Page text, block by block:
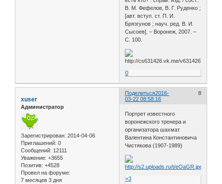
В. М. Фефелов, В. Г. Руденко ;
[авт. вступ. ст. П. И.
Брязгунов ; науч. ред. В. И.
Сысоев]. – Воронеж, 2007. –
С. 100.
0
Поделиться 8
2016-
03-22 08:58:16
xuser
Администратор
Зарегистрирован: 2014-04-06
Приглашений: 0
Сообщений: 12111
Уважение: +3655
Позитив: +4528
Провел на форуме:
7 месяцев 3 дня
Портрет известного
воронежского тренера и
организатора шахмат
Валентина Константиновича
Чистякова (1907-1989)
+3